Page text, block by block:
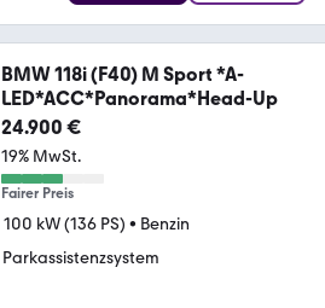
BMW 118i (F40) M Sport *A-
LED*ACC*Panorama*Head-Up
24.900 €
19% MwSt.
Fairer Preis
100 kW (136 PS) • Benzin
Parkassistenzsystem